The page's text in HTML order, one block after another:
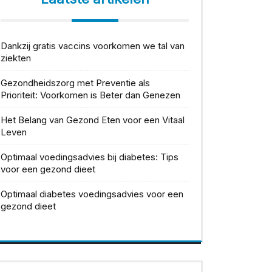
Dankzij gratis vaccins voorkomen we tal van
ziekten
Gezondheidszorg met Preventie als
Prioriteit: Voorkomen is Beter dan Genezen
Het Belang van Gezond Eten voor een Vitaal
Leven
Optimaal voedingsadvies bij diabetes: Tips
voor een gezond dieet
Optimaal diabetes voedingsadvies voor een
gezond dieet